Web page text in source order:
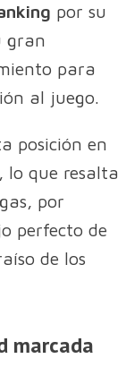
por su
gran
para
al juego.
posición en
lo que resalta
por
perfecto de
de los
marcada